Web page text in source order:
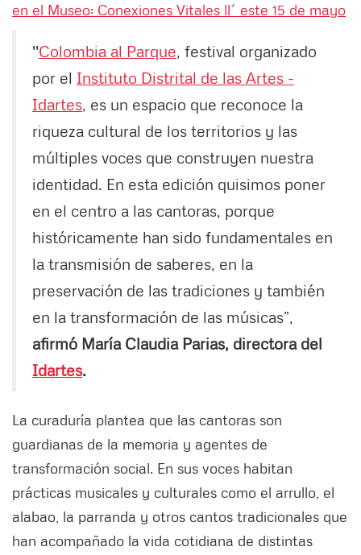
en el Museo: Conexiones Vitales ll´ este 15 de mayo
''Colombia al Parque, festival organizado
por el Instituto Distrital de las Artes -
Idartes, es un espacio que reconoce la
riqueza cultural de los territorios y las
múltiples voces que construyen nuestra
identidad. En esta edición quisimos poner
en el centro a las cantoras, porque
históricamente han sido fundamentales en
la transmisión de saberes, en la
preservación de las tradiciones y también
en la transformación de las músicas”,
afirmó María Claudia Parias, directora del
Idartes.
La curaduría plantea que las cantoras son
guardianas de la memoria y agentes de
transformación social. En sus voces habitan
prácticas musicales y culturales como el arrullo, el
alabao, la parranda y otros cantos tradicionales que
han acompañado la vida cotidiana de distintas